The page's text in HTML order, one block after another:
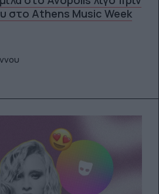
στο Athens Music Week